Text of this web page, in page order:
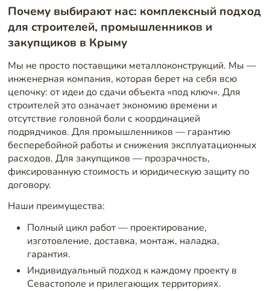
Почему выбирают нас: комплексный подход
для строителей, промышленников и
закупщиков в Крыму
Мы не просто поставщики металлоконструкций. Мы —
инженерная компания, которая берет на себя всю
цепочку: от идеи до сдачи объекта «под ключ». Для
строителей это означает экономию времени и
отсутствие головной боли с координацией
подрядчиков. Для промышленников — гарантию
бесперебойной работы и снижения эксплуатационных
расходов. Для закупщиков — прозрачность,
фиксированную стоимость и юридическую защиту по
договору.
Наши преимущества:
Полный цикл работ — проектирование,
изготовление, доставка, монтаж, наладка,
гарантия.
Индивидуальный подход к каждому проекту в
Севастополе и прилегающих территориях.